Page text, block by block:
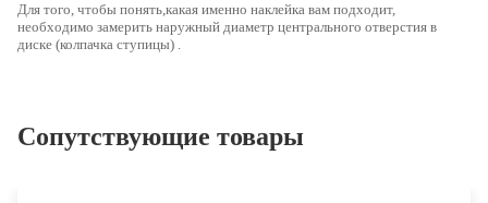
Для того, чтобы понять,какая именно наклейка вам подходит,
необходимо замерить наружный диаметр центрального отверстия в
диске (колпачка ступицы) .
Сопутствующие товары